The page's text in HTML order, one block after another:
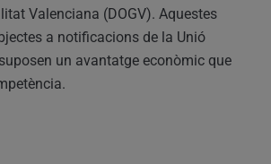
Valenciana (DOGV). Aquestes
a notificacions de la Unió
un avantatge econòmic que